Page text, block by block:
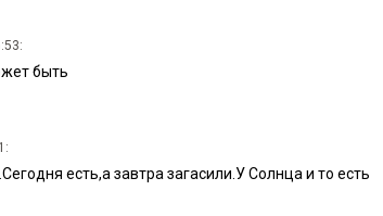
быть
есть,а завтра загасили.У Солнца и то есть